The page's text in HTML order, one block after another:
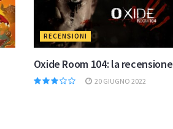
RECENSIONI
Oxide Room 104: la recensione
20 GIUGNO 2022